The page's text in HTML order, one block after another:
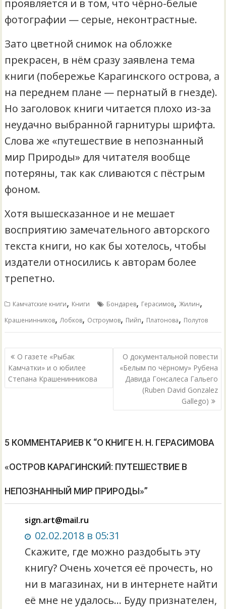
проявляется и в том, что чёрно-белые
фотографии — серые, неконтрастные.
Зато цветной снимок на обложке
прекрасен, в нём сразу заявлена тема
книги (побережье Карагинского острова, а
на переднем плане — пернатый в гнезде).
Но заголовок книги читается плохо из-за
неудачно выбранной гарнитуры шрифта.
Слова же «путешествие в непознанный
мир Природы» для читателя вообще
потеряны, так как сливаются с пёстрым
фоном.
Хотя вышесказанное и не мешает
восприятию замечательного авторского
текста книги, но как бы хотелось, чтобы
издатели относились к авторам более
трепетно.
Камчатские книги, Книги Бондарев, Герасимов,Жилин,
Крашенинников,Лобков, Остроумов, Пийп, Платонова, Полутов
Навигация
по
записям
О газете «Рыбак
Камчатки» и о юбилее
Степана Крашенинникова
О документальной повести
«Белым по чёрному» Рубена
Давида Гонсалеса Гальего
(Ruben David Gonzalez
Gallego)
5 КОММЕНТАРИЕВ К “О КНИГЕ Н. Н. ГЕРАСИМОВА
«ОСТРОВ КАРАГИНСКИЙ: ПУТЕШЕСТВИЕ В
НЕПОЗНАННЫЙ МИР ПРИРОДЫ»”
sign.art@mail.ru
02.02.2018 в 05:31
Скажите, где можно раздобыть эту
книгу? Очень хочется её прочесть, но
ни в магазинах, ни в интернете найти
её мне не удалось… Буду признателен,